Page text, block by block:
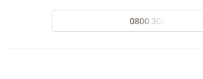
0800 302 877